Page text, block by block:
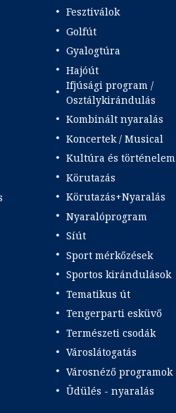
Fesztiválok
Golfút
Gyalogtúra
Hajóút
Ifjúsági program /
Osztálykirándulás
Kombinált nyaralás
Koncertek / Musical
Kultúra és történelem
Körutazás
Körutazás+Nyaralás
Nyaralóprogram
Síút
Sport mérkőzések
Sportos kirándulások
Tematikus út
Tengerparti esküvő
Természeti csodák
Városlátogatás
Városnéző programok
Üdülés - nyaralás